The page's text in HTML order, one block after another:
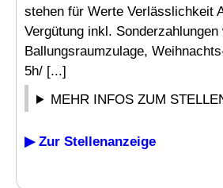
stehen für Werte Verlässlichkeit
Vergütung inkl. Sonderzahlungen
Ballungsraumzulage,
5h/ [...]
MEHR INFOS ZUM
▶ Zur Stellenanzeige